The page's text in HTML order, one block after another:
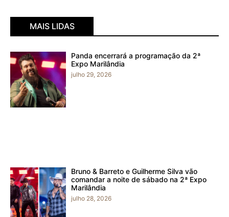
MAIS LIDAS
Panda encerrará a programação da 2ª
Expo Marilândia
julho 29, 2026
Bruno & Barreto e Guilherme Silva vão
comandar a noite de sábado na 2ª Expo
Marilândia
julho 28, 2026